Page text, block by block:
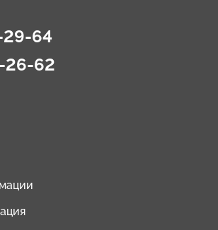
29-64
26-62